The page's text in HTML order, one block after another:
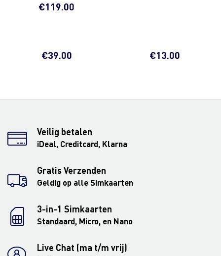
€119.00
€39.00 €13.00
Veilig betalen
iDeal, Creditcard, Klarna
Gratis Verzenden
Geldig op alle Simkaarten
3-in-1 Simkaarten
Standaard, Micro, en Nano
Live Chat (ma t/m vrij)